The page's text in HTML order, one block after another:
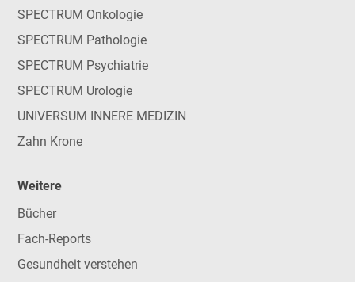
SPECTRUM Onkologie
SPECTRUM Pathologie
SPECTRUM Psychiatrie
SPECTRUM Urologie
UNIVERSUM INNERE MEDIZIN
Zahn Krone
Weitere
Bücher
Fach-Reports
Gesundheit verstehen